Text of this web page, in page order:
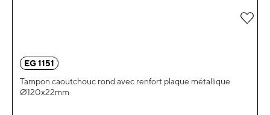
EG 1151
Tampon caoutchouc rond avec renfort plaque métallique
Ø120x22mm